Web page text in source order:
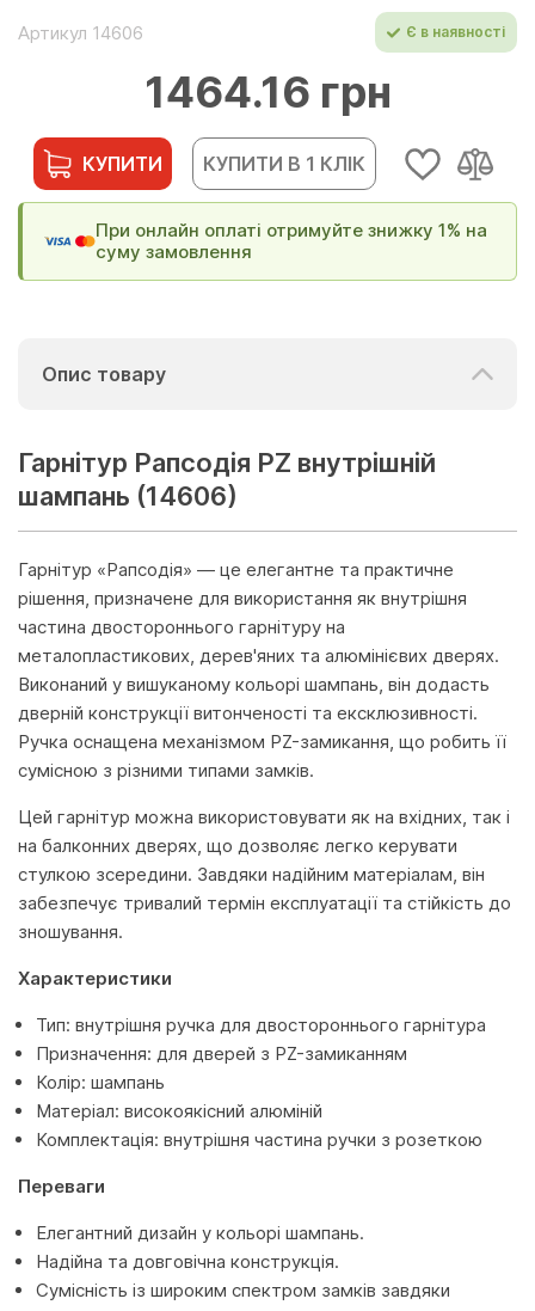
Артикул 14606 Є в наявності
1464.16 грн
КУПИТИ КУПИТИ В 1 КЛІК
При онлайн оплаті отримуйте знижку 1% на
суму замовлення
Опис товару
Гарнітур Рапсодія PZ внутрішній
шампань (14606)
Гарнітур «Рапсодія» — це елегантне та практичне
рішення, призначене для використання як внутрішня
частина двостороннього гарнітуру на
металопластикових, дерев'яних та алюмінієвих дверях.
Виконаний у вишуканому кольорі шампань, він додасть
дверній конструкції витонченості та ексклюзивності.
Ручка оснащена механізмом PZ-замикання, що робить її
сумісною з різними типами замків.
Цей гарнітур можна використовувати як на вхідних, так і
на балконних дверях, що дозволяє легко керувати
стулкою зсередини. Завдяки надійним матеріалам, він
забезпечує тривалий термін експлуатації та стійкість до
зношування.
Характеристики
Тип: внутрішня ручка для двостороннього гарнітура
Призначення: для дверей з PZ-замиканням
Колір: шампань
Матеріал: високоякісний алюміній
Комплектація: внутрішня частина ручки з розеткою
Переваги
Елегантний дизайн у кольорі шампань.
Надійна та довговічна конструкція.
Сумісність із широким спектром замків завдяки